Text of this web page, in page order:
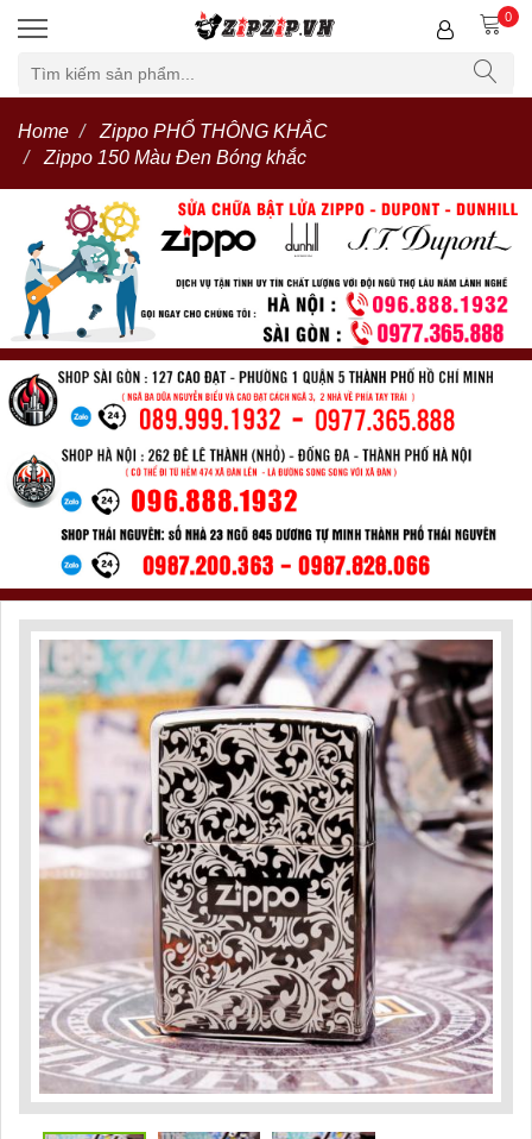
0
Home
Zippo PHỔ THÔNG KHẮC
Zippo 150 Màu Đen Bóng khắc